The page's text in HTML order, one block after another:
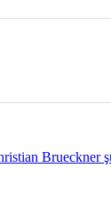
Brueckner